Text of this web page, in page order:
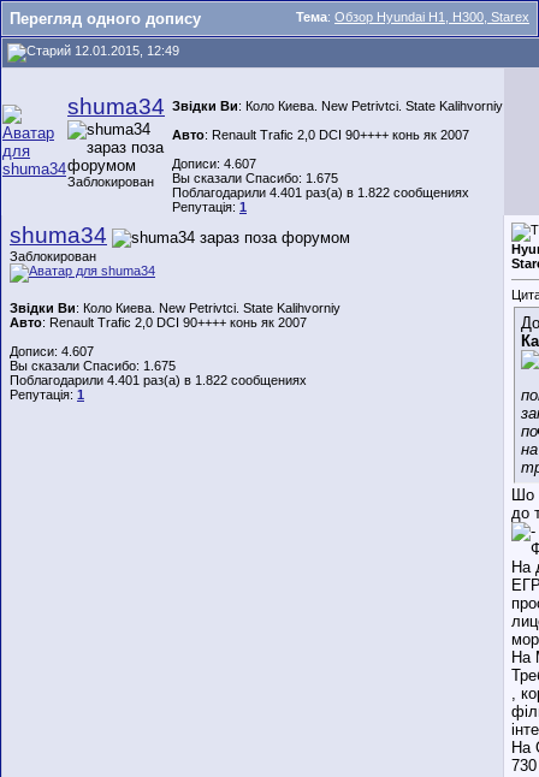
Тема: Обзор Hyundai H1, H300, Starex
Перегляд одного допису
12.01.2015, 12:49
shuma34
Заблокирован
Звідки Ви: Коло Киева. New Petrivtci. State Kalihvorniy
Авто: Renault Trafiс 2,0 DCI 90++++ конь як 2007
Дописи: 4.607
Вы сказали Спасибо: 1.675
Поблагодарили 4.401 раз(а) в 1.822 сообщениях
Репутація: 1
shuma34
Заблокирован
Звідки Ви: Коло Киева. New Petrivtci. State Kalihvorniy
Авто: Renault Trafiс 2,0 DCI 90++++ конь як 2007
Дописи: 4.607
Вы сказали Спасибо: 1.675
Поблагодарили 4.401 раз(а) в 1.822 сообщениях
Репутація: 1
на
Шо
до
На
На
,
На